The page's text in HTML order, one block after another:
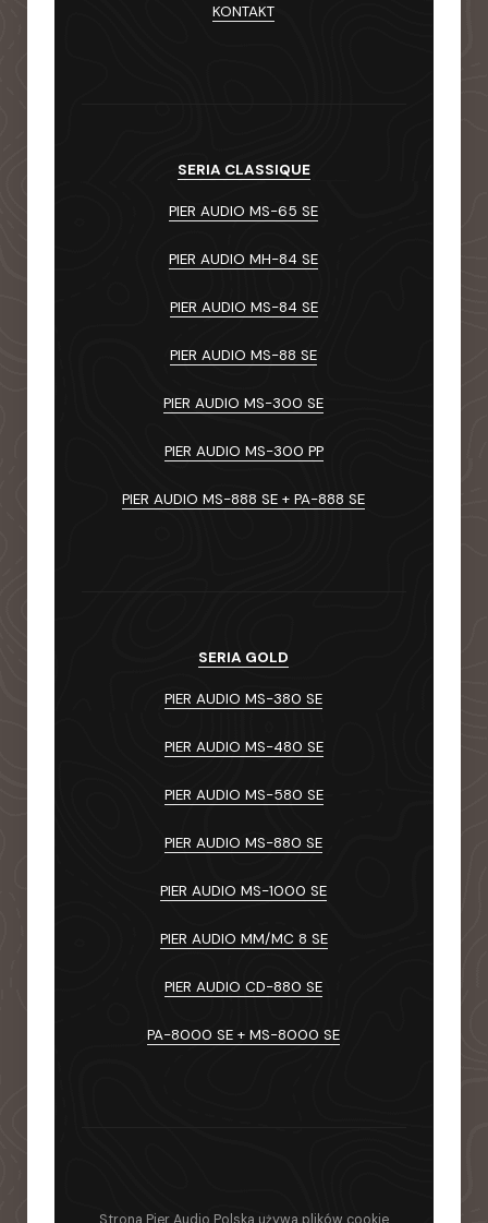
KONTAKT
SERIA CLASSIQUE
PIER AUDIO MS-65 SE
PIER AUDIO MH-84 SE
PIER AUDIO MS-84 SE
PIER AUDIO MS-88 SE
PIER AUDIO MS-300 SE
PIER AUDIO MS-300 PP
PIER AUDIO MS-888 SE + PA-888 SE
SERIA GOLD
PIER AUDIO MS-380 SE
PIER AUDIO MS-480 SE
PIER AUDIO MS-580 SE
PIER AUDIO MS-880 SE
PIER AUDIO MS-1000 SE
PIER AUDIO MM/MC 8 SE
PIER AUDIO CD-880 SE
PA-8000 SE + MS-8000 SE
Strona Pier Audio Polska używa plików cookie